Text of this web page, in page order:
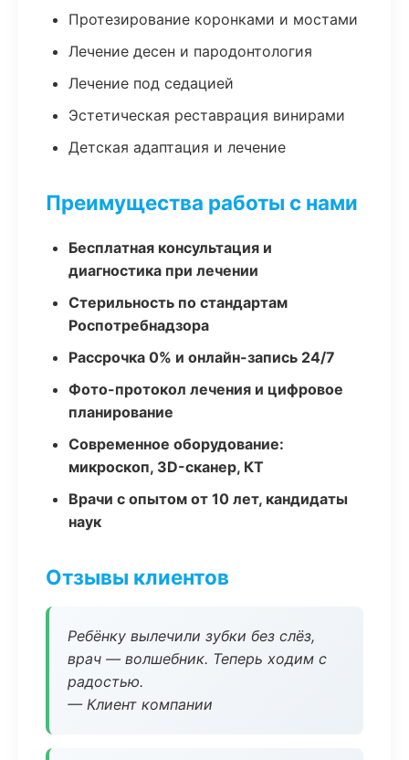
Протезирование коронками и мостами
Лечение десен и пародонтология
Лечение под седацией
Эстетическая реставрация винирами
Детская адаптация и лечение
Преимущества работы с нами
Бесплатная консультация и
диагностика при лечении
Стерильность по стандартам
Роспотребнадзора
Рассрочка 0% и онлайн-запись 24/7
Фото-протокол лечения и цифровое
планирование
Современное оборудование:
микроскоп, 3D-сканер, КТ
Врачи с опытом от 10 лет, кандидаты
наук
Отзывы клиентов
Ребёнку вылечили зубки без слёз,
врач — волшебник. Теперь ходим с
радостью.
— Клиент компании